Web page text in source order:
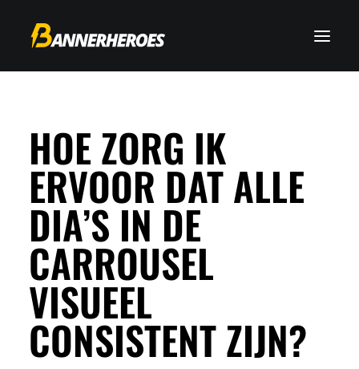
HOE ZORG IK
ERVOOR DAT ALLE
DIA’S IN DE
CARROUSEL
VISUEEL
CONSISTENT ZIJN?